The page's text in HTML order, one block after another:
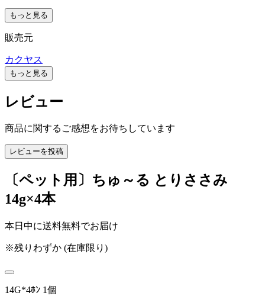
もっと見る
販売元
カクヤス
もっと見る
レビュー
商品に関するご感想をお待ちしています
レビューを投稿
〔ペット用〕ちゅ～る とりささみ
14g×4本
本日中に送料無料でお届け
※残りわずか (在庫限り)
14G*4ﾎﾝ 1個